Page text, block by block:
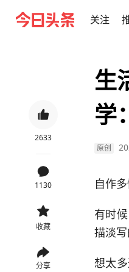
关注
2633
1130
收藏
分享
生
学
原创
自作
有时
描淡
想太